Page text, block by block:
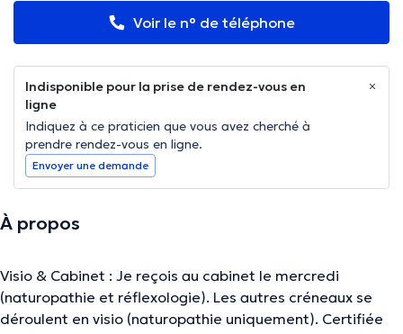
Voir le n° de téléphone
Indisponible pour la prise de rendez-vous en
ligne
Indiquez à ce praticien que vous avez cherché à
prendre rendez-vous en ligne.
Envoyer une demande
À propos
Visio & Cabinet : Je reçois au cabinet le mercredi
(naturopathie et réflexologie). Les autres créneaux se
déroulent en visio (naturopathie uniquement). Certifiée